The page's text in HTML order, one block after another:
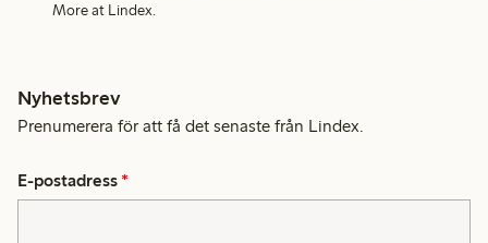
More at Lindex.
Nyhetsbrev
Prenumerera för att få det senaste från Lindex.
E-postadress *